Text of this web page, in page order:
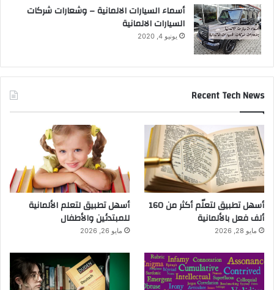
أسماء السيارات الالمانية – وشعارات شركات
السيارات الالمانية
يونيو 4, 2020
Recent Tech News
أسهل تطبيق لتعلّم أكثر من 160
ألف فعل بالألمانية
مايو 28, 2026
أسهل تطبيق لتعلم الألمانية
للمبتدئين والأطفال
مايو 26, 2026